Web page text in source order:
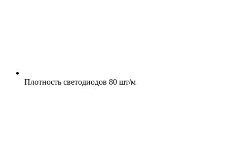
Плотность светодиодов 80 шт/м